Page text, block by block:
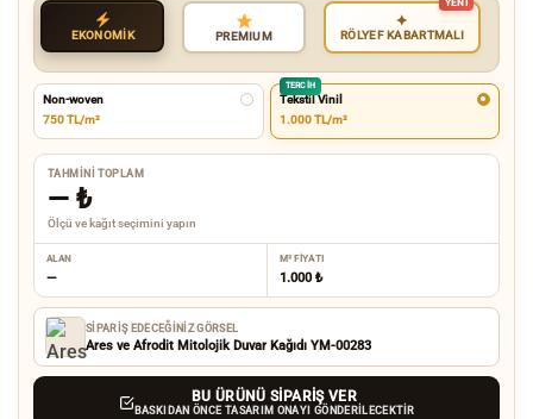
EKONOMİK PREMIUM
✦
RÖLYEF KABARTMALI
Non-woven
750 TL/m²
TERCIH
Tekstil Vinil
1.000 TL/m²
TAHMINI TOPLAM
— ₺
Ölçü ve kağıt seçimini yapın
ALAN
—
M² FIYATI
1.000 ₺
SIPARIŞ EDECEĞINIZ GÖRSEL
Ares ve Afrodit Mitolojik Duvar Kağıdı YM-00283
BU ÜRÜNÜ SIPARIŞ VER
BASKIDAN ÖNCE TASARIM ONAYI GÖNDERILECEKTIR